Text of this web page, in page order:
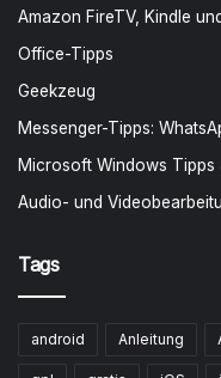
Amazon FireTV, Kindle
Office-Tipps
Geekzeug
Messenger-Tipps:
Microsoft Windows Tipps
Audio- und
Tags
android Anleitung